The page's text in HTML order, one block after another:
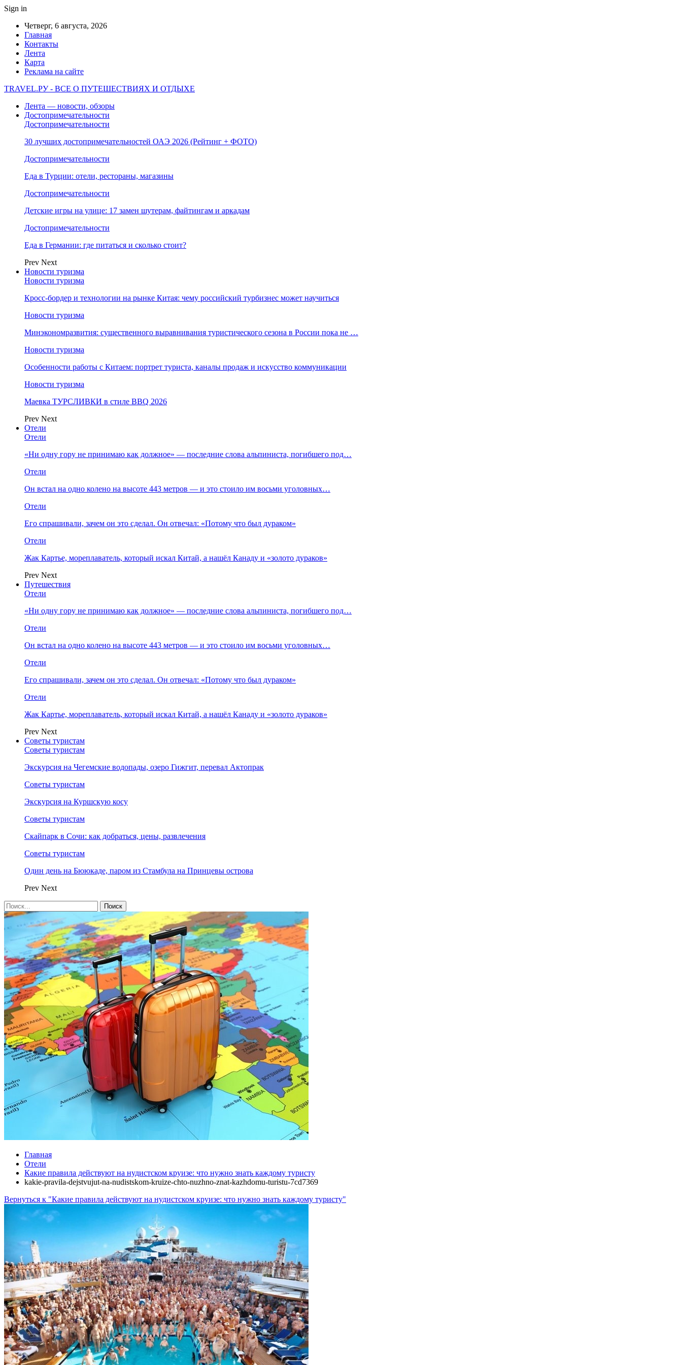
Sign in
Четверг, 6 августа, 2026
Главная
Контакты
Лента
Карта
Реклама на сайте
TRAVEL.РУ - ВСЕ О ПУТЕШЕСТВИЯХ И ОТДЫХЕ
Лента — новости, обзоры
Достопримечательности
Достопримечательности
30 лучших достопримечательностей ОАЭ 2026 (Рейтинг + ФОТО)
Достопримечательности
Еда в Турции: отели, рестораны, магазины
Достопримечательности
Детские игры на улице: 17 замен шутерам, файтингам и аркадам
Достопримечательности
Еда в Германии: где питаться и сколько стоит?
Prev Next
Новости туризма
Новости туризма
Кросс-бордер и технологии на рынке Китая: чему российский турбизнес может научиться
Новости туризма
Минэкономразвития: существенного выравнивания туристического сезона в России пока не …
Новости туризма
Особенности работы с Китаем: портрет туриста, каналы продаж и искусство коммуникации
Новости туризма
Маевка ТУРСЛИВКИ в стиле BBQ 2026
Prev Next
Отели
Отели
«Ни одну гору не принимаю как должное» — последние слова альпиниста, погибшего под…
Отели
Он встал на одно колено на высоте 443 метров — и это стоило им восьми уголовных…
Отели
Его спрашивали, зачем он это сделал. Он отвечал: «Потому что был дураком»
Отели
Жак Картье, мореплаватель, который искал Китай, а нашёл Канаду и «золото дураков»
Prev Next
Путешествия
Отели
«Ни одну гору не принимаю как должное» — последние слова альпиниста, погибшего под…
Отели
Он встал на одно колено на высоте 443 метров — и это стоило им восьми уголовных…
Отели
Его спрашивали, зачем он это сделал. Он отвечал: «Потому что был дураком»
Отели
Жак Картье, мореплаватель, который искал Китай, а нашёл Канаду и «золото дураков»
Prev Next
Советы туристам
Советы туристам
Экскурсия на Чегемские водопады, озеро Гижгит, перевал Актопрак
Советы туристам
Экскурсия на Куршскую косу
Советы туристам
Скайпарк в Сочи: как добраться, цены, развлечения
Советы туристам
Один день на Бююкаде, паром из Стамбула на Принцевы острова
Prev Next
Главная
Отели
Какие правила действуют на нудистском круизе: что нужно знать каждому туристу
kakie-pravila-dejstvujut-na-nudistskom-kruize-chto-nuzhno-znat-kazhdomu-turistu-7cd7369
Вернуться к "Какие правила действуют на нудистском круизе: что нужно знать каждому туристу"